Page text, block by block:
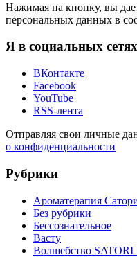
Нажимая на кнопку, вы
персональных данных в
Я в социальных сетях
ВКонтакте
Facebook
YouTube
RSS-лента
Отправляя свои личные
о конфиденциальности
Рубрики
Ароматерапия
Без рубрики
Бессознательное
Васту
Волшебство